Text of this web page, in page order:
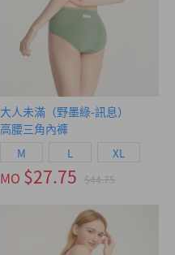
大人未滿（野墨綠-訊息）
高腰三角內褲
M L XL
MO $27.75 $44.75